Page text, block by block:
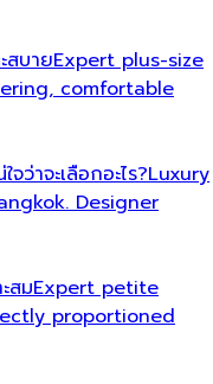
สบายExpert plus-size
comfortable
ว่าจะเลือกอะไร?Luxury
Designer
สมExpert petite
proportioned